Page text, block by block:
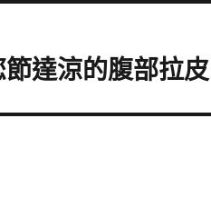
達涼的腹部拉皮